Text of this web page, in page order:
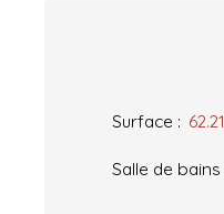
Surface : 62.21
Salle de bains